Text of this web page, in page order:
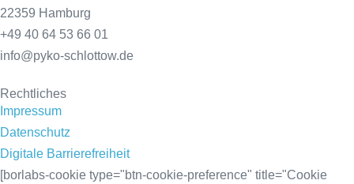
22359 Hamburg
+49 40 64 53 66 01
info@pyko-schlottow.de
Rechtliches
Impressum
Datenschutz
Digitale Barrierefreiheit
[borlabs-cookie type="btn-cookie-preference" title="Cookie